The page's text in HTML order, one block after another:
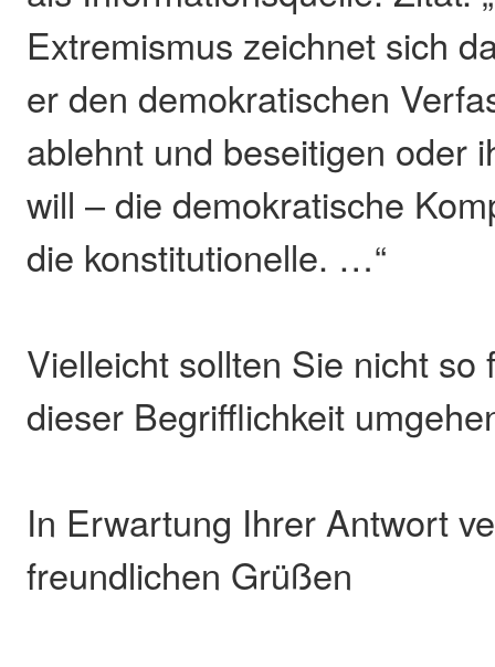
Extremismus zeichnet sich
er den demokratischen
ablehnt und beseitigen oder
will – die demokratische
die konstitutionelle. …“
Vielleicht sollten Sie nicht so
dieser Begrifflichkeit
In Erwartung Ihrer Antwort
freundlichen Grüßen